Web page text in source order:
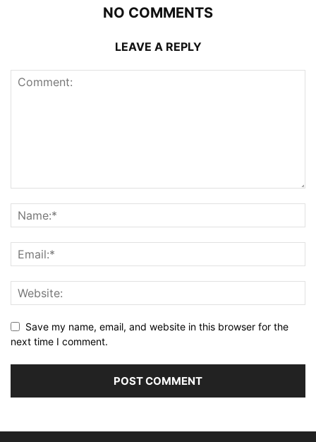
NO COMMENTS
LEAVE A REPLY
Save my name, email, and website in this browser for the
next time I comment.